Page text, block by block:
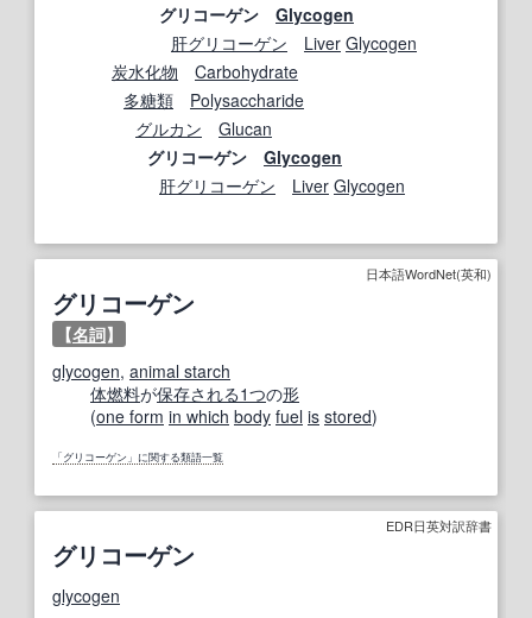
グリコーゲン Glycogen
肝グリコーゲン
Liver Glycogen
炭水化物
Carbohydrate
多糖類
Polysaccharide
グルカン
Glucan
グリコーゲン Glycogen
肝グリコーゲン
Liver Glycogen
日本語WordNet(英和)
グリコーゲン
【名詞】
glycogen, animal starch
体燃料が保存される1つの形
(one form in which body fuel is stored)
「グリコーゲン」に関する類語一覧
EDR日英対訳辞書
グリコーゲン
glycogen